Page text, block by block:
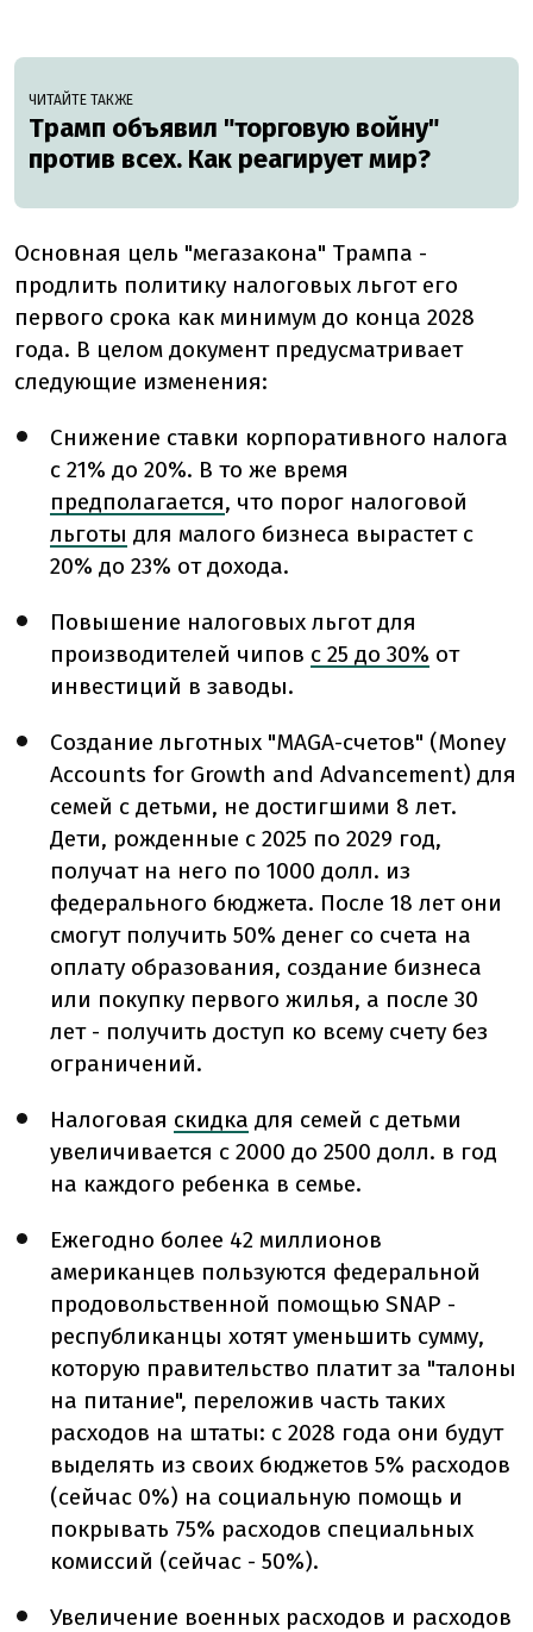
ЧИТАЙТЕ ТАКЖЕ
Трамп объявил "торговую войну"
против всех. Как реагирует мир?
Основная цель "мегазакона" Трампа -
продлить политику налоговых льгот его
первого срока как минимум до конца 2028
года. В целом документ предусматривает
следующие изменения:
Снижение ставки корпоративного налога
с 21% до 20%. В то же время
предполагается, что порог налоговой
льготы для малого бизнеса вырастет с
20% до 23% от дохода.
Повышение налоговых льгот для
производителей чипов с 25 до 30% от
инвестиций в заводы.
Создание льготных "MAGA-счетов" (Money
Accounts for Growth and Advancement) для
семей с детьми, не достигшими 8 лет.
Дети, рожденные с 2025 по 2029 год,
получат на него по 1000 долл. из
федерального бюджета. После 18 лет они
смогут получить 50% денег со счета на
оплату образования, создание бизнеса
или покупку первого жилья, а после 30
лет - получить доступ ко всему счету без
ограничений.
Налоговая скидка для семей с детьми
увеличивается с 2000 до 2500 долл. в год
на каждого ребенка в семье.
Ежегодно более 42 миллионов
американцев пользуются федеральной
продовольственной помощью SNAP -
республиканцы хотят уменьшить сумму,
которую правительство платит за "талоны
на питание", переложив часть таких
расходов на штаты: с 2028 года они будут
выделять из своих бюджетов 5% расходов
(сейчас 0%) на социальную помощь и
покрывать 75% расходов специальных
комиссий (сейчас - 50%).
Увеличение военных расходов и расходов